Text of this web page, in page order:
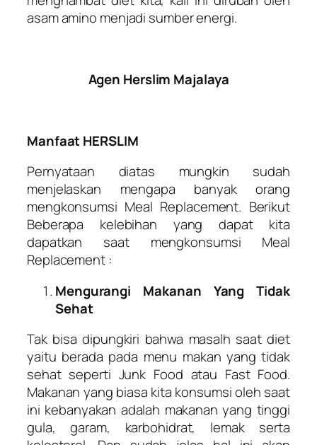
asam amino menjadi sumber energi.
Agen Herslim Majalaya
Manfaat HERSLIM
Pernyataan diatas mungkin sudah
menjelaskan mengapa banyak orang
mengkonsumsi Meal Replacement. Berikut
Beberapa kelebihan yang dapat kita
dapatkan saat mengkonsumsi Meal
Replacement :
Mengurangi Makanan Yang Tidak
Sehat
Tak bisa dipungkiri bahwa masalh saat diet
yaitu berada pada menu makan yang tidak
sehat seperti Junk Food atau Fast Food.
Makanan yang biasa kita konsumsi oleh saat
ini kebanyakan adalah makanan yang tinggi
gula, garam, karbohidrat, lemak serta